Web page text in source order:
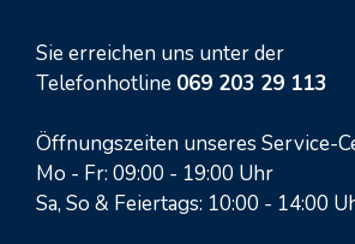
Sie erreichen uns unter der
Telefonhotline 069 203 29 113
Öffnungszeiten unseres Service-
Mo - Fr: 09:00 - 19:00 Uhr
Sa, So & Feiertags: 10:00 - 14:00